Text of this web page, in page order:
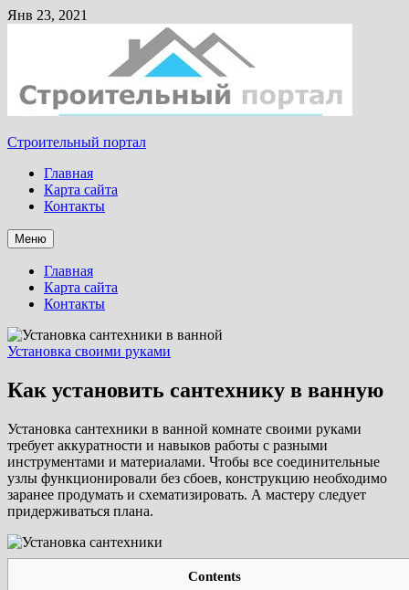
Янв 23, 2021
Строительный портал
Главная
Карта сайта
Контакты
Меню
Главная
Карта сайта
Контакты
Установка своими руками
Как установить сантехнику в ванную
Установка сантехники в ванной комнате своими руками
требует аккуратности и навыков работы с разными
инструментами и материалами. Чтобы все соединительные
узлы функционировали без сбоев, конструкцию необходимо
заранее продумать и схематизировать. А мастеру следует
придерживаться плана.
Contents